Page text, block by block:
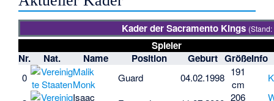
Kader der Sacramento Kings
Spieler
Nr.
Nat. Name Position Geburt GrößeInfo
0
Malik
Monk
Guard 04.02.1998 191
cm
Isaac
206